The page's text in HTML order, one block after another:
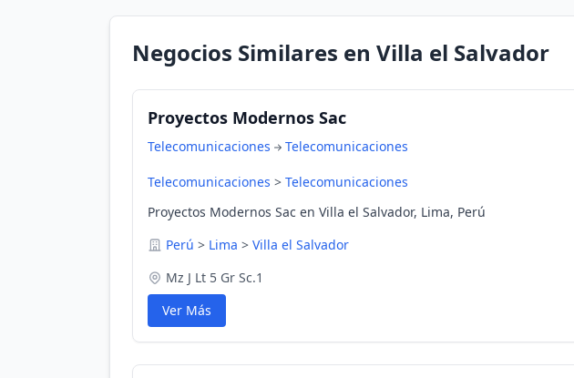
Negocios Similares en Villa el Salvador
Proyectos Modernos Sac
Telecomunicaciones Telecomunicaciones
Telecomunicaciones > Telecomunicaciones
Proyectos Modernos Sac en Villa el Salvador, Lima, Perú
Perú > Lima > Villa el Salvador
Mz J Lt 5 Gr Sc.1
Ver Más